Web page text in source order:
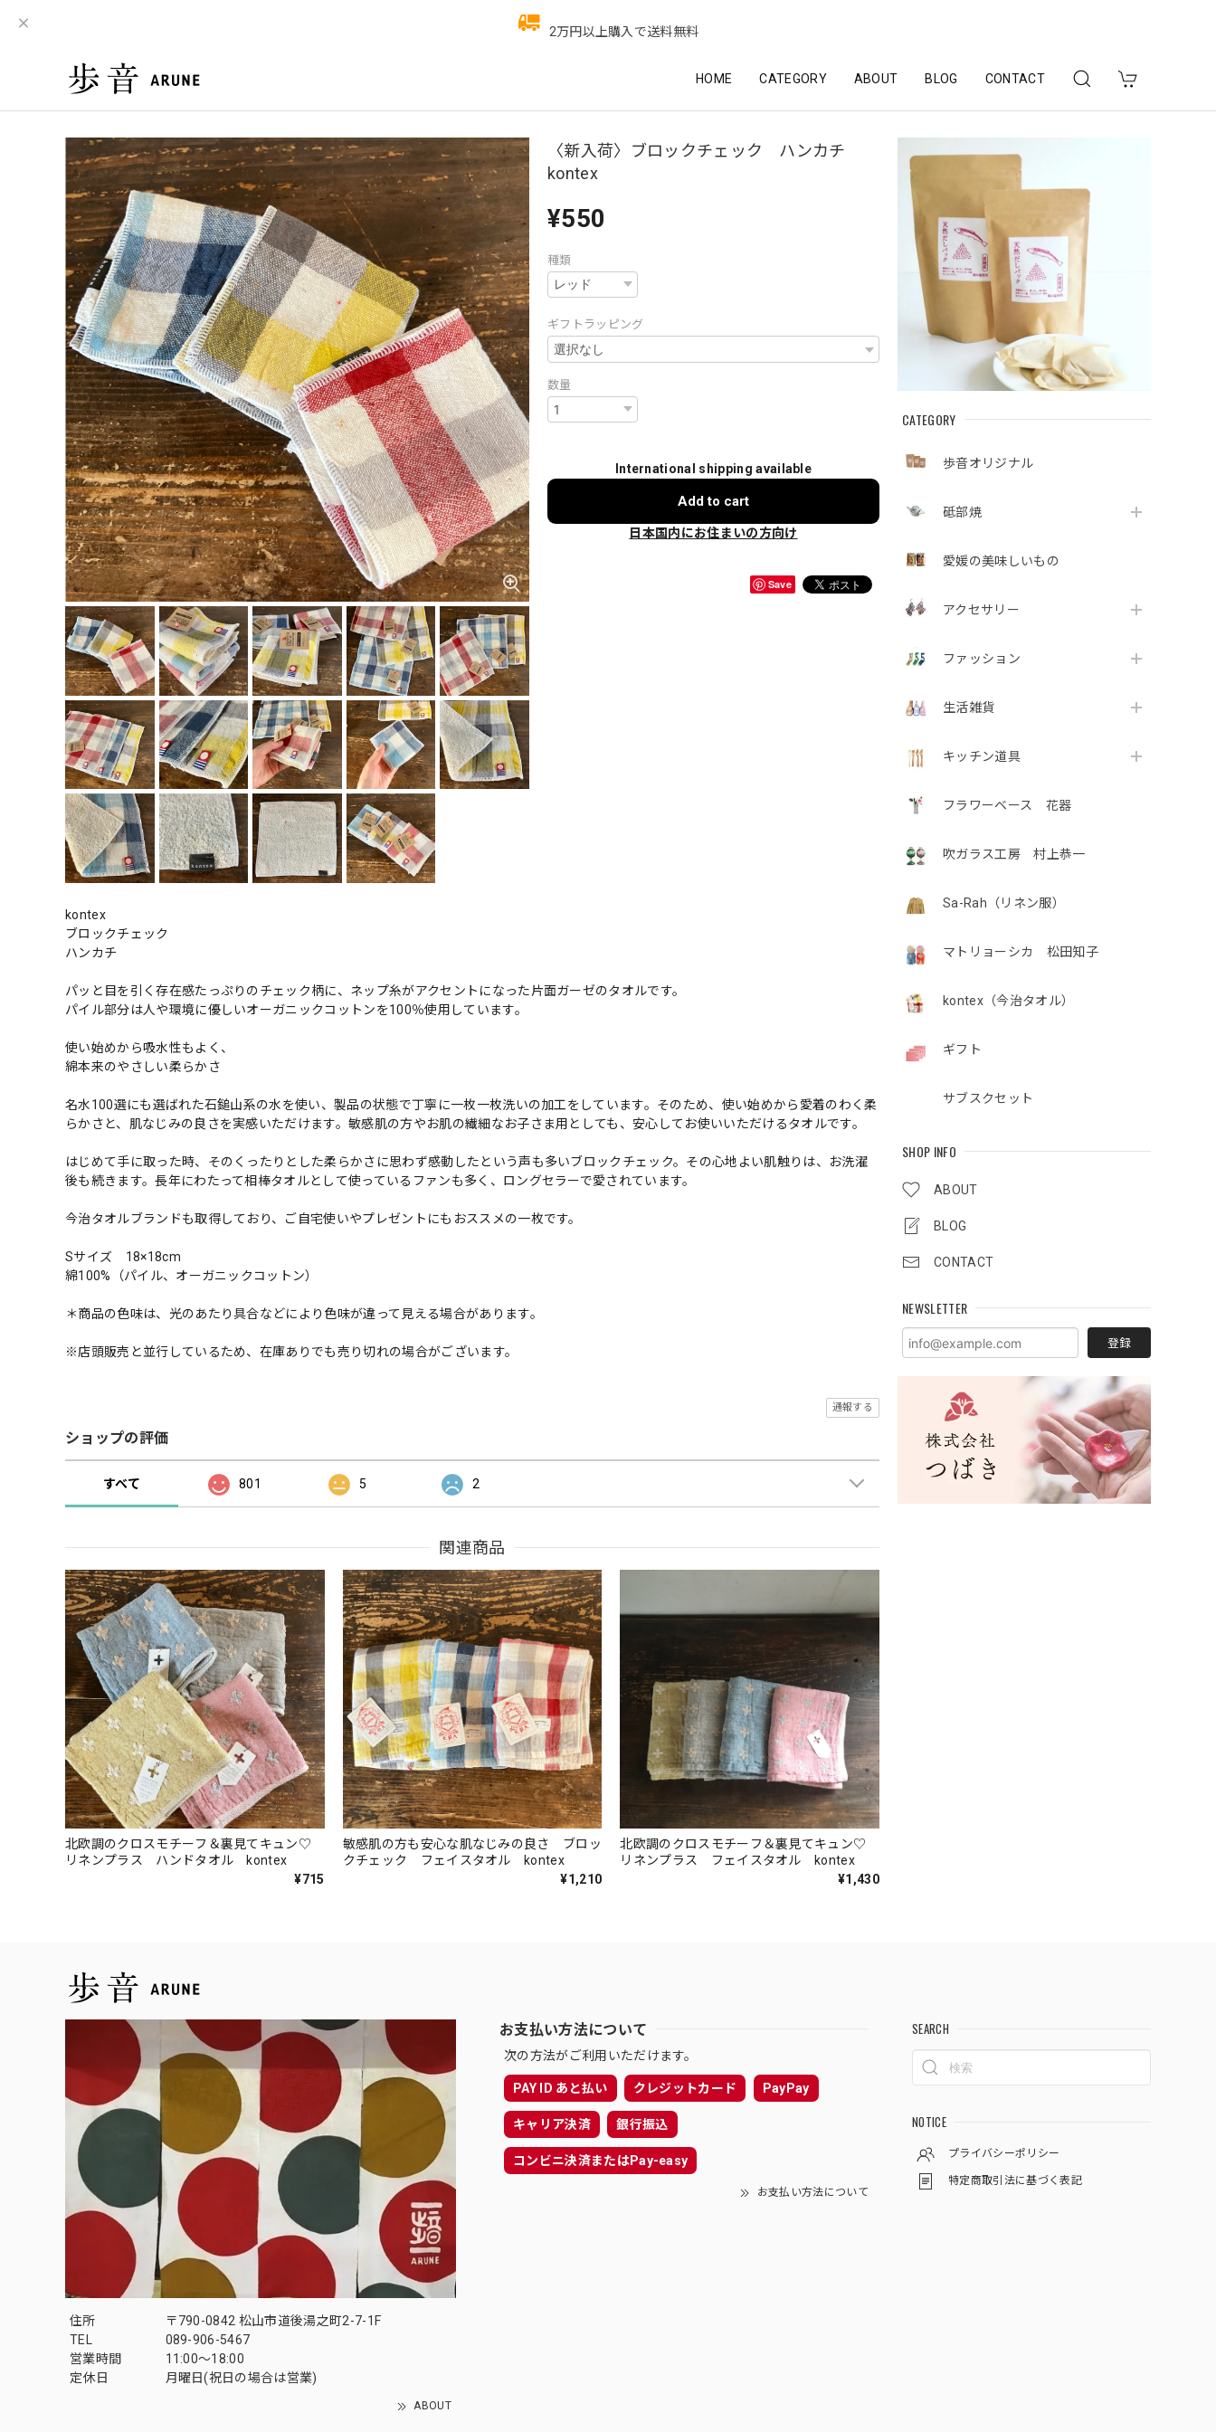
2万円以上購入で送料無料
HOME CATEGORY ABOUT BLOG CONTACT
CATEGORY
歩音オリジナル
砥部焼
愛媛の美味しいもの
アクセサリー
ファッション
生活雑貨
キッチン道具
フラワーベース 花器
吹ガラス工房 村上恭一
Sa-Rah（リネン服）
マトリョーシカ 松田知子
kontex（今治タオル）
ギフト
サブスクセット
SHOP INFO
ABOUT
BLOG
CONTACT
NEWSLETTER
登録
〈新入荷〉ブロックチェック ハンカチ
kontex
¥550
種類
ギフトラッピング
数量
International shipping available
Add to cart
日本国内にお住まいの方向け
Save
kontex
ブロックチェック
ハンカチ
パッと目を引く存在感たっぷりのチェック柄に、ネップ糸がアクセントになった片面ガーゼのタオルです。
パイル部分は人や環境に優しいオーガニックコットンを100％使用しています。
使い始めから吸水性もよく、
綿本来のやさしい柔らかさ
名水100選にも選ばれた石鎚山系の水を使い、製品の状態で丁寧に一枚一枚洗いの加工をしています。そのため、使い始めから愛着のわく柔
らかさと、肌なじみの良さを実感いただけます。敏感肌の方やお肌の繊細なお子さま用としても、安心してお使いいただけるタオルです。
はじめて手に取った時、そのくったりとした柔らかさに思わず感動したという声も多いブロックチェック。その心地よい肌触りは、お洗濯
後も続きます。長年にわたって相棒タオルとして使っているファンも多く、ロングセラーで愛されています。
今治タオルブランドも取得しており、ご自宅使いやプレゼントにもおススメの一枚です。
Sサイズ 18×18cm
綿100%（パイル、オーガニックコットン）
＊商品の色味は、光のあたり具合などにより色味が違って見える場合があります。
※店頭販売と並行しているため、在庫ありでも売り切れの場合がございます。
通報する
ショップの評価
すべて 801 5 2
関連商品
北欧調のクロスモチーフ＆裏見てキュン♡
リネンプラス ハンドタオル kontex
¥715
敏感肌の方も安心な肌なじみの良さ ブロッ
クチェック フェイスタオル kontex
¥1,210
北欧調のクロスモチーフ＆裏見てキュン♡
リネンプラス フェイスタオル kontex
¥1,430
住所
〒790-0842 松山市道後湯之町2-7-1F
TEL
089-906-5467
営業時間
11:00〜18:00
定休日
月曜日(祝日の場合は営業)
ABOUT
お支払い方法について
次の方法がご利用いただけます。
PAY ID あと払い クレジットカード PayPay
キャリア決済 銀行振込
コンビニ決済またはPay-easy
お支払い方法について
SEARCH
NOTICE
プライバシーポリシー
特定商取引法に基づく表記